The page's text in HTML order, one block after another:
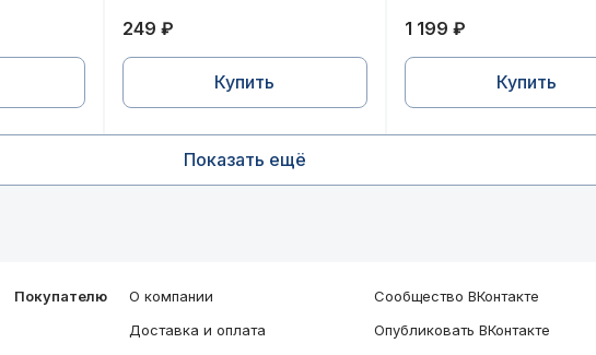
249 ₽
Купить
1 199 ₽
Купить
Показать ещё
Покупателю
О компании
Доставка и оплата
Сообщество ВКонтакте
Опубликовать ВКонтакте